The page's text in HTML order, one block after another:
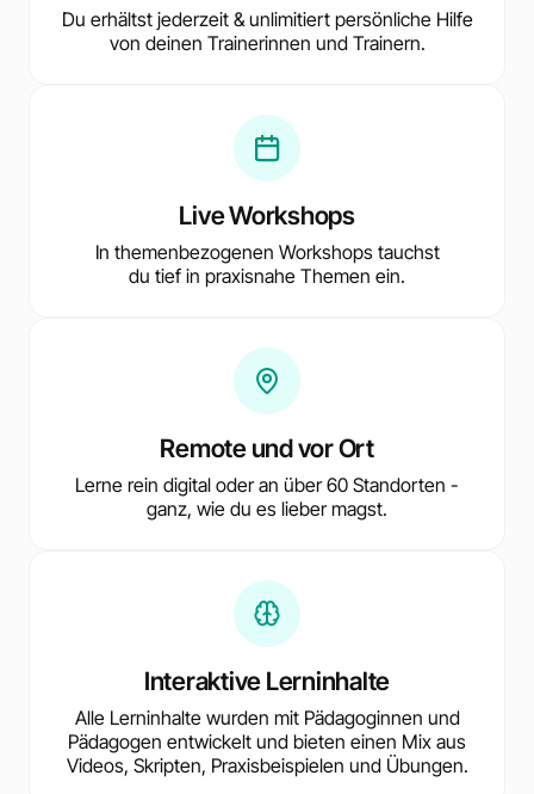
Du erhältst jederzeit & unlimitiert persönliche Hilfe
von deinen Trainerinnen und Trainern.
Live Workshops
In themenbezogenen Workshops tauchst
du tief in praxisnahe Themen ein.
Remote und vor Ort
Lerne rein digital oder an über 60 Standorten -
ganz, wie du es lieber magst.
Interaktive Lerninhalte
Alle Lerninhalte wurden mit Pädagoginnen und
Pädagogen entwickelt und bieten einen Mix aus
Videos, Skripten, Praxisbeispielen und Übungen.